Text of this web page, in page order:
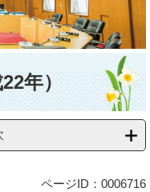
年）
ページID：0006716